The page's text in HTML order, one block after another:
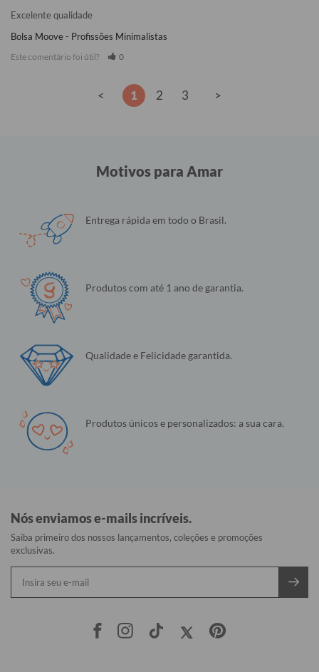
Excelente qualidade
Bolsa Moove - Profissões Minimalistas
Este comentário foi útil? 0
< 1 2 3 >
Motivos para Amar
Entrega rápida em todo o Brasil.
Produtos com até 1 ano de garantia.
Qualidade e Felicidade garantida.
Produtos únicos e personalizados: a sua cara.
Nós enviamos e-mails incríveis.
Saiba primeiro dos nossos lançamentos, coleções e promoções
exclusivas.